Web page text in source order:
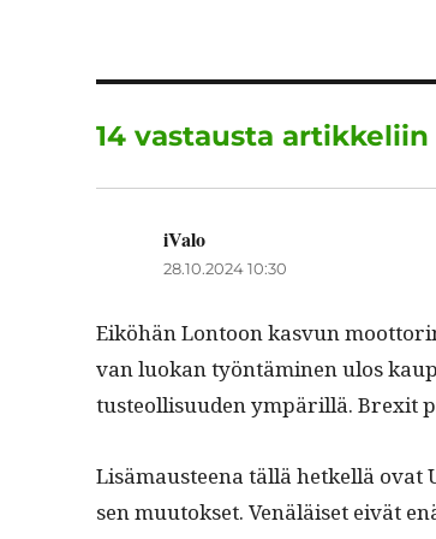
14 vastausta artikkeliin
iValo
28.10.2024 10:30
Eiköhän Lon­toon kasvun
van luokan työn­tämi­nen ulos
tus­te­ol­lisu­u­den ympäril­lä. Brex­it
Lisä­maus­teena täl­lä het­kel­lä
sen muu­tok­set. Venäläiset eivät